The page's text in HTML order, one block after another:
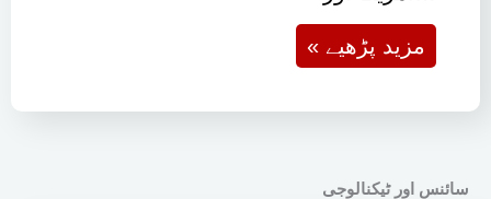
« مزید پڑھیے
سائنس اور ٹیکنالوجی